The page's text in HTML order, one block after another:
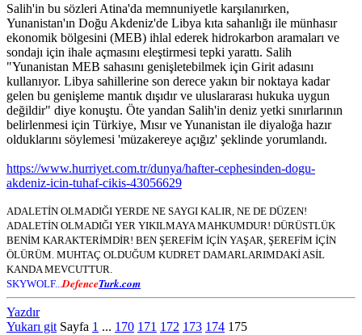
Salih'in bu sözleri Atina'da memnuniyetle karşılanırken,
Yunanistan'ın Doğu Akdeniz'de Libya kıta sahanlığı ile münhasır
ekonomik bölgesini (MEB) ihlal ederek hidrokarbon aramaları ve
sondajı için ihale açmasını eleştirmesi tepki yarattı. Salih
"Yunanistan MEB sahasını genişletebilmek için Girit adasını
kullanıyor. Libya sahillerine son derece yakın bir noktaya kadar
gelen bu genişleme mantık dışıdır ve uluslararası hukuka uygun
değildir" diye konuştu. Öte yandan Salih'in deniz yetki sınırlarının
belirlenmesi için Türkiye, Mısır ve Yunanistan ile diyaloğa hazır
olduklarını söylemesi 'müzakereye açığız' şeklinde yorumlandı.
https://www.hurriyet.com.tr/dunya/hafter-cephesinden-dogu-
akdeniz-icin-tuhaf-cikis-43056629
ADALETİN OLMADIĞI YERDE NE SAYGI KALIR, NE DE DÜZEN!
ADALETİN OLMADIĞI YER YIKILMAYA MAHKUMDUR! DÜRÜSTLÜK
BENİM KARAKTERİMDİR! BEN ŞEREFİM İÇİN YAŞAR, ŞEREFİM İÇİN
ÖLÜRÜM. MUHTAÇ OLDUĞUM KUDRET DAMARLARIMDAKİ ASİL
KANDA MEVCUTTUR.
SKYWOLF... DefenceTurk.com
Yazdır
Yukarı git Sayfa 1 ... 170 171 172 173 174 175